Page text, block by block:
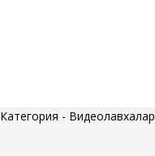
Категория - Видеолавхалар